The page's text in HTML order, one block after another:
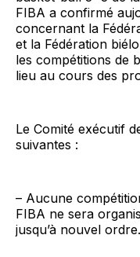
FIBA a confirmé
concernant la
et la Fédération
les compétitions de
lieu au cours des
Le Comité exécutif
suivantes :
– Aucune
FIBA ne sera
jusqu’à nouvel ordre.